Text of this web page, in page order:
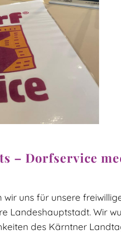
– Dorfservice
wir uns für unsere
Landeshauptstadt. Wir
des Kärntner